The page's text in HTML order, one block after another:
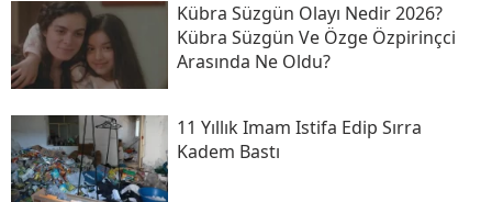
Kübra Süzgün Olayı Nedir 2026?
Kübra Süzgün Ve Özge Özpirinçci
Arasında Ne Oldu?
11 Yıllık Imam Istifa Edip Sırra
Kadem Bastı